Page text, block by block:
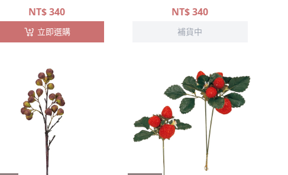
NT$340
立即選購
NT$340
補貨中